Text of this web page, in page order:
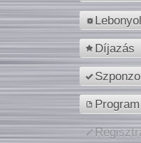
Díjazás
Program